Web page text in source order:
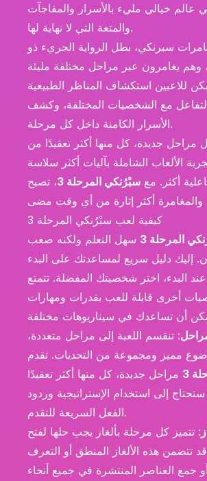
عالم خيالي مليء بالأسرار والمفاجآت
والمتعة التي لا نهاية لها.
سبرنكي، بطل الرواية الجريء ذو
وهم يغامرون عبر مراحل مختلفة مليئة
للاعبين استكشاف المناظر الطبيعية
مع الشخصيات المختلفة، وكشف
الأسرار الكامنة داخل كل مرحلة.
مراحل جديدة، كل منها أكثر تعقيدًا من
الألعاب الشاملة بآليات أكثر سلاسة
أكثر. مع سبْرُنكي المرحلة 3
، تصبح
كيفية لعب سبْرُنكي المرحلة 3
المرحلة 3
سهل التعلم ولكنه صعب
البدء، اختر شخصيتك المفضلة. تتمتع
أخرى قابلة للعب بقدرات ومهارات
: تنقسم اللعبة إلى مراحل متعددة،
مميز ومجموعة من التحديات. تقدم
3
مراحل جديدة، كل منها أكثر تعقيدًا
إلى استخدام الإستراتيجية وردود
الفعل السريعة للتقدم.
: تتميز كل مرحلة بألغاز يجب حلها لفتح
قد تتضمن هذه الألغاز المنطق أو التعرف
جمع العناصر المنتشرة في جميع أنحاء